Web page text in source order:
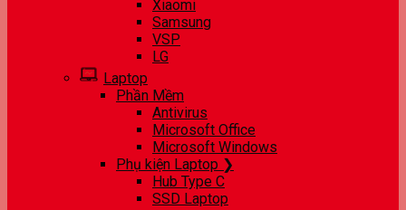
Xiaomi
Samsung
VSP
LG
Laptop
Phần Mềm
Antivirus
Microsoft Office
Microsoft Windows
Phụ kiện Laptop ❯
Hub Type C
SSD Laptop